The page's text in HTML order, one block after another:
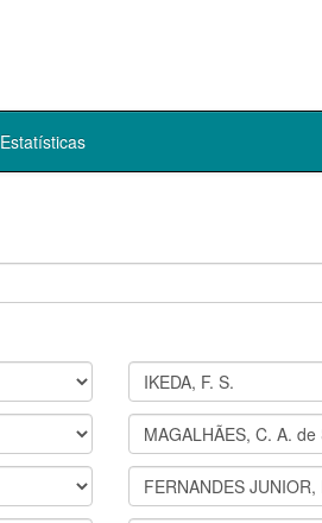
Estatísticas